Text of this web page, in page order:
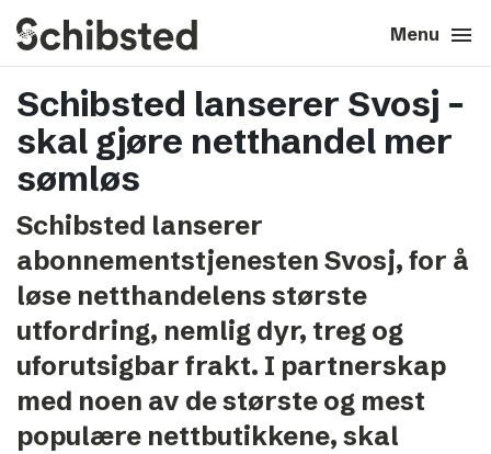
Menu menu
search Close close
expand_more
About
Career
Tech & AI
Our brands
expand_more
Press & News
Contact
Schibsted lanserer Svosj –
skal gjøre netthandel mer
sømløs
Schibsted lanserer
abonnementstjenesten Svosj, for å
løse netthandelens største
utfordring, nemlig dyr, treg og
uforutsigbar frakt. I partnerskap
med noen av de største og mest
populære nettbutikkene, skal